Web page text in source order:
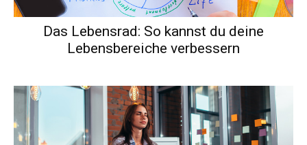
Das Lebensrad: So kannst du deine
Lebensbereiche verbessern